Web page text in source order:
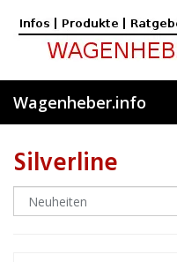
Wagenheber.info
Silverline